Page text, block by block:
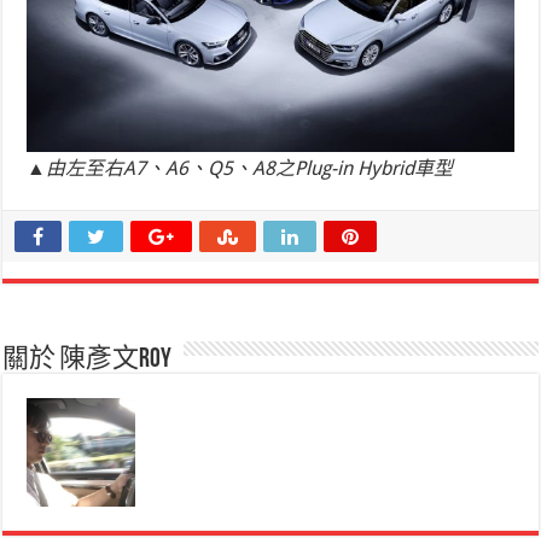
▲由左至右A7、A6、Q5、A8之Plug-in Hybrid車型
關於 陳彥文Roy